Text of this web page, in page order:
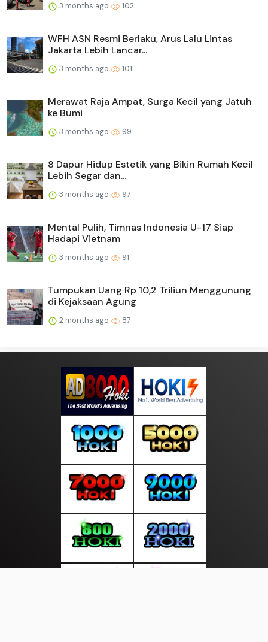
3 months ago 102
WFH ASN Resmi Berlaku, Arus Lalu Lintas
Jakarta Lebih Lancar...
3 months ago 101
Merawat Raja Ampat, Surga Kecil yang Jatuh
ke Bumi
3 months ago 99
8 Dapur Hidup Estetik yang Bikin Rumah Kecil
Lebih Segar dan...
3 months ago 97
Mental Pulih, Timnas Indonesia U-17 Siap
Hadapi Vietnam
3 months ago 91
Tumpukan Uang Rp 10,2 Triliun Menggunung
di Kejaksaan Agung
2 months ago 87